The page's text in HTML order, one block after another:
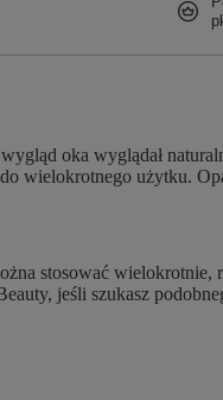
oka wyglądał
wielokrotnego użytku.
stosować wielokrotnie,
jeśli szukasz